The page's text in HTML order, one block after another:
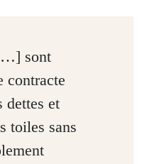
sont
contracte
dettes et
toiles sans